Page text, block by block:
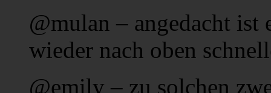
@mulan – angedacht ist
wieder nach oben
@emily – zu solchen